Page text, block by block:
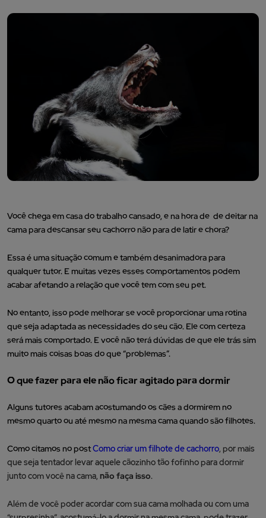
Você chega em casa do trabalho cansado, e na hora de de deitar na
cama para descansar seu cachorro não para de latir e chora?
Essa é uma situação comum e também desanimadora para
qualquer tutor. E muitas vezes esses comportamentos podem
acabar afetando a relação que você tem com seu pet.
No entanto, isso pode melhorar se você proporcionar uma rotina
que seja adaptada as necessidades do seu cão. Ele com certeza
será mais comportado. E você não terá dúvidas de que ele trás sim
muito mais coisas boas do que “problemas”.
O que fazer para ele não ficar agitado para dormir
Alguns tutores acabam acostumando os cães a dormirem no
mesmo quarto ou até mesmo na mesma cama quando são filhotes.
Como citamos no postComo criar um filhote de cachorro, por mais
que seja tentador levar aquele cãozinho tão fofinho para dormir
junto com você na cama, não faça isso.
Além de você poder acordar com sua cama molhada ou com uma